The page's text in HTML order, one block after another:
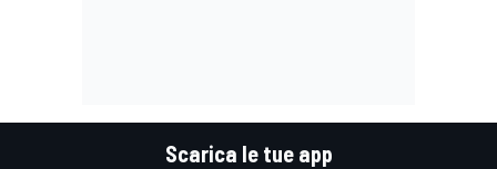
Scarica le tue app